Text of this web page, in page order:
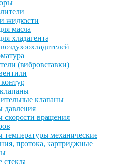
жидкости
масла
хладагента
(вибровставки)
клапаны
давления
скорости вращения
температуры механические
протока, картриджные
стекла